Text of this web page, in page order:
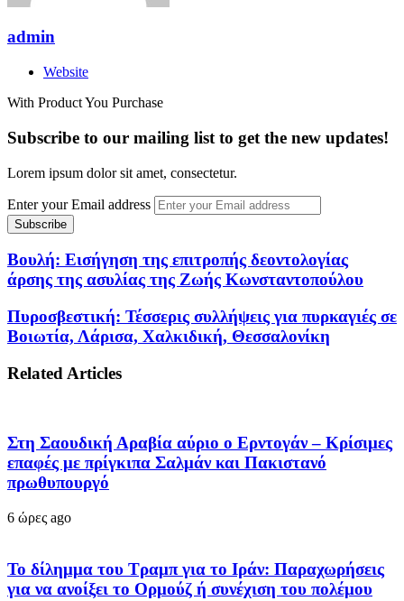
admin
Website
With Product You Purchase
Subscribe to our mailing list to get the new updates!
Lorem ipsum dolor sit amet, consectetur.
Enter your Email address
Βουλή: Εισήγηση της επιτροπής δεοντολογίας
άρσης της ασυλίας της Ζωής Κωνσταντοπούλου
Πυροσβεστική: Τέσσερις συλλήψεις για πυρκαγιές σε
Βοιωτία, Λάρισα, Χαλκιδική, Θεσσαλονίκη
Related Articles
Στη Σαουδική Αραβία αύριο ο Ερντογάν – Κρίσιμες
επαφές με πρίγκιπα Σαλμάν και Πακιστανό
πρωθυπουργό
6 ώρες ago
Το δίλημμα του Τραμπ για το Ιράν: Παραχωρήσεις
για να ανοίξει το Ορμούζ ή συνέχιση του πολέμου